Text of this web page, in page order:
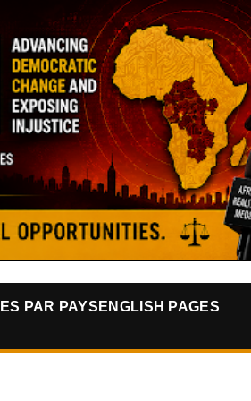
PAR PAYS ENGLISH PAGES